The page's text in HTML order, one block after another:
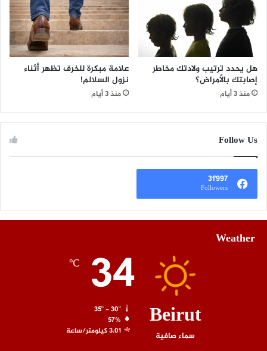
هل يحدد ترتيب ولادتك مخاطر
إصابتك بالأمراض؟
منذ 3 أيام
علامة مبكرة للخرف تظهر أثناء
نزول السلالم!
منذ 3 أيام
Follow Us
31٬997
Followers
Weather
Beirut
سماء صافية
34
℃
35º - 30º
57%
3.01 كيلومتر/ساعة